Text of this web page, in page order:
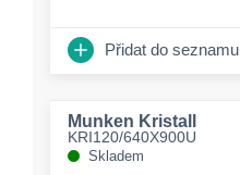
Přidat do seznamu
Munken Kristall
KRI120/640X900U
Skladem